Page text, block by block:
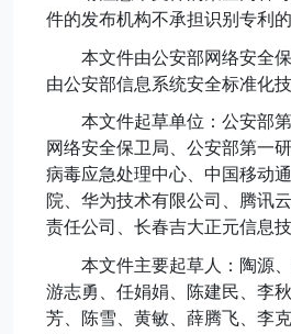
件的发布机构不承担识别专利的
本文件由公安部网络安全
由公安部信息系统安全标准化
本文件起草单位：公安部
网络安全保卫局、公安部第一
病毒应急处理中心、中国移动
院、华为技术有限公司、腾讯
责任公司、长春吉大正元信息
本文件主要起草人：陶源
游志勇、任娟娟、陈建民、李
芳、陈雪、黄敏、薛腾飞、李